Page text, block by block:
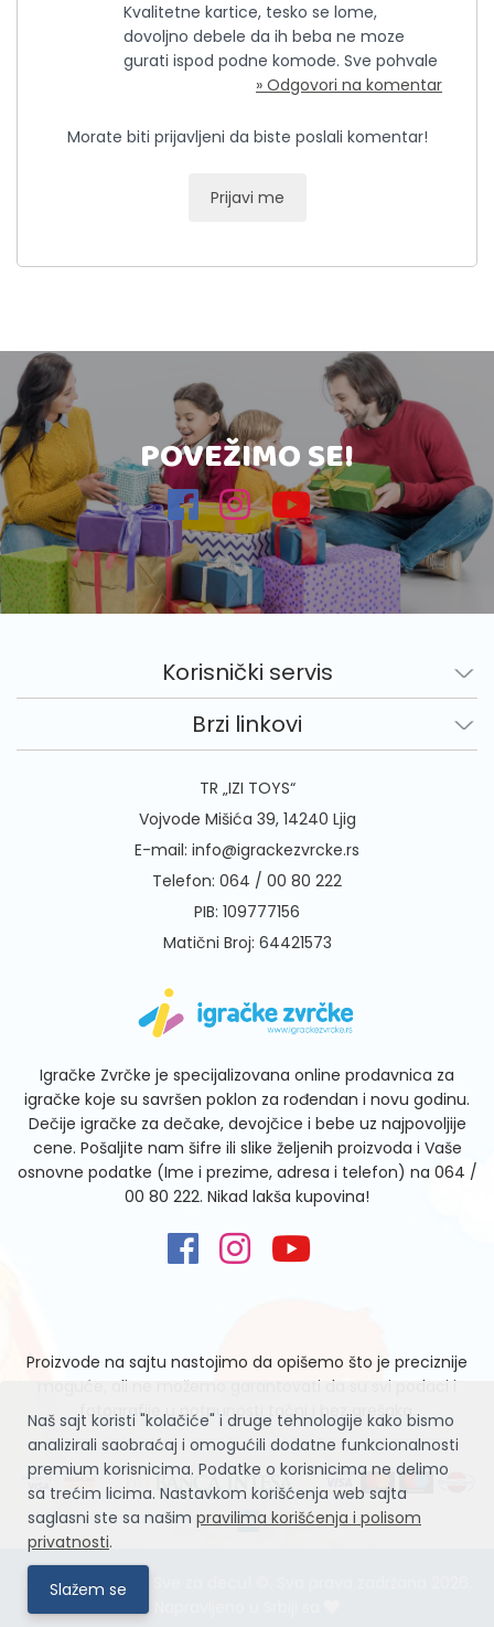
Naš sajt koristi "kolačiće" i druge tehnologije kako bismo
analizirali saobraćaj i omogućili dodatne funkcionalnosti
premium korisnicima. Podatke o korisnicima ne delimo
sa trećim licima. Nastavkom korišćenja web sajta
saglasni ste sa našim pravilima korišćenja i polisom
privatnosti.
Slažem se
Kvalitetne kartice, tesko se lome,
dovoljno debele da ih beba ne moze
gurati ispod podne komode. Sve pohvale
» Odgovori na komentar
Morate biti prijavljeni da biste poslali komentar!
Prijavi me
POVEŽIMO SE!
Korisnički servis
Brzi linkovi
TR „IZI TOYS“
Vojvode Mišića 39, 14240 Ljig
E-mail: info@igrackezvrcke.rs
Telefon: 064 / 00 80 222
PIB: 109777156
Matični Broj: 64421573
Igračke Zvrčke je specijalizovana online prodavnica za
igračke koje su savršen poklon za rođendan i novu godinu.
Dečije igračke za dečake, devojčice i bebe uz najpovoljije
cene. Pošaljite nam šifre ili slike željenih proizvoda i Vaše
osnovne podatke (Ime i prezime, adresa i telefon) na 064 /
00 80 222. Nikad lakša kupovina!
Proizvode na sajtu nastojimo da opišemo što je preciznije
moguće, ali ne možemo garantovati da su svi podaci i
fotografije u potpunosti tačni i bez grešaka.
Igračke Zvrčke – Sve za decu! ©. Sva prava zadržana 2026.